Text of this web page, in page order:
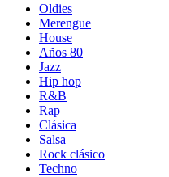
Oldies
Merengue
House
Años 80
Jazz
Hip hop
R&B
Rap
Clásica
Salsa
Rock clásico
Techno